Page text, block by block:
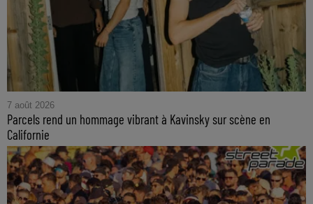
7 août 2026
Parcels rend un hommage vibrant à Kavinsky sur scène en
Californie